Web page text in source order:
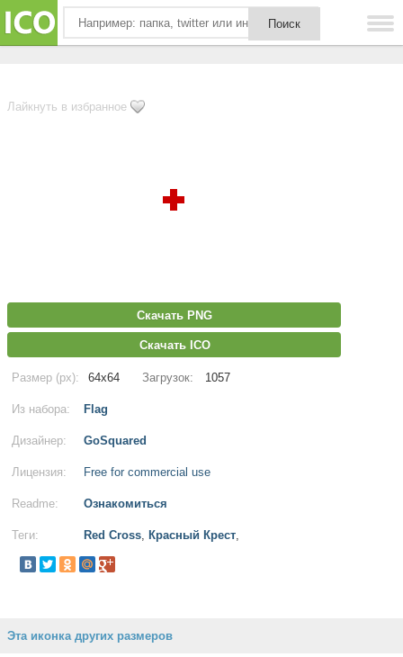
Лайкнуть в избранное
Скачать PNG
Скачать ICO
Размер (px): 64x64 Загрузок: 1057
Из набора: Flag
Дизайнер: GoSquared
Лицензия: Free for commercial use
Readme: Ознакомиться
Теги: Red Cross, Красный Крест,
Эта иконка других размеров